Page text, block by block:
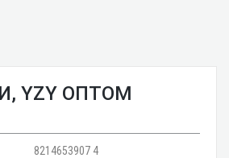
YZY ОПТОМ
8214653907 4